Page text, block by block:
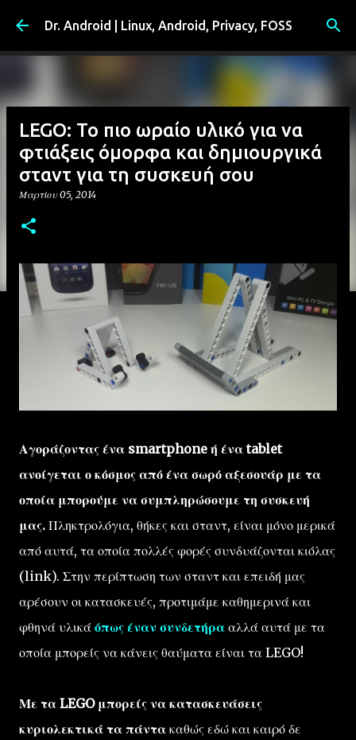
Μετάβαση στο κύριο περιεχόμενο
Dr. Android | Linux, Android, Privacy, FOSS
LEGO: Το πιο ωραίο υλικό για να
φτιάξεις όμορφα και δημιουργικά
σταντ για τη συσκευή σου
Μαρτίου 05, 2014
Αγοράζοντας ένα smartphone ή ένα tablet
ανοίγεται ο κόσμος από ένα σωρό αξεσουάρ με τα
οποία μπορούμε να συμπληρώσουμε τη συσκευή
μας. Πληκτρολόγια, θήκες και σταντ, είναι μόνο μερικά
από αυτά, τα οποία πολλές φορές συνδυάζονται κιόλας
(link). Στην περίπτωση των σταντ και επειδή μας
αρέσουν οι κατασκευές, προτιμάμε καθημερινά και
φθηνά υλικά όπως έναν συνδετήρα αλλά αυτά με τα
οποία μπορείς να κάνεις θαύματα είναι τα LEGO!
Με τα LEGO μπορείς να κατασκευάσεις
κυριολεκτικά τα πάντα καθώς εδώ και καιρό δε